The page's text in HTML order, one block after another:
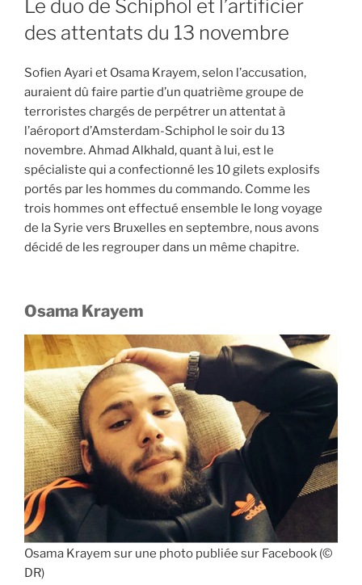
Le duo de Schiphol et l’artificier
des attentats du 13 novembre
Sofien Ayari et Osama Krayem, selon l’accusation,
auraient dû faire partie d’un quatrième groupe de
terroristes chargés de perpétrer un attentat à
l’aéroport d’Amsterdam-Schiphol le soir du 13
novembre. Ahmad Alkhald, quant à lui, est le
spécialiste qui a confectionné les 10 gilets explosifs
portés par les hommes du commando. Comme les
trois hommes ont effectué ensemble le long voyage
de la Syrie vers Bruxelles en septembre, nous avons
décidé de les regrouper dans un même chapitre.
Osama Krayem
Osama Krayem sur une photo publiée sur Facebook (©
DR)